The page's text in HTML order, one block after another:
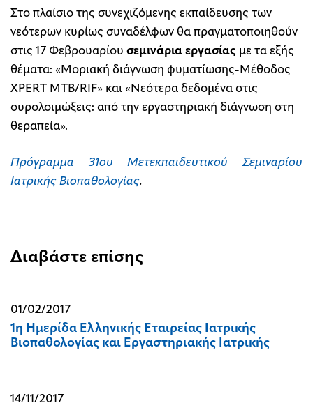
Στο πλαίσιο της συνεχιζόμενης εκπαίδευσης των
νεότερων κυρίως συναδέλφων θα πραγματοποιηθούν
στις 17 Φεβρουαρίου σεμινάρια εργασίας με τα εξής
θέματα: «Μοριακή διάγνωση φυματίωσης-Μέθοδος
XPERT MTB/ RIF» και «Νεότερα δεδομένα στις
ουρολοιμώξεις: από την εργαστηριακή διάγνωση στη
θεραπεία».
Πρόγραμμα 31ου Μετεκπαιδευτικού Σεμιναρίου
Ιατρικής Βιοπαθολογίας.
Διαβάστε επίσης
01/02/2017
1η Ημερίδα Ελληνικής Εταιρείας Ιατρικής
Βιοπαθολογίας και Εργαστηριακής Ιατρικής
14/11/2017